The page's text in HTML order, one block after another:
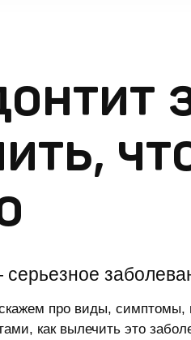
зуба — как лечить,
про виды, симптомы,
как вылечить это